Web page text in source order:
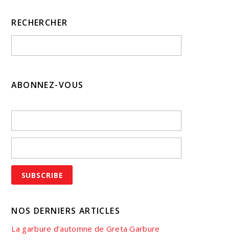
RECHERCHER
ABONNEZ-VOUS
NOS DERNIERS ARTICLES
La garbure d’automne de Greta Garbure